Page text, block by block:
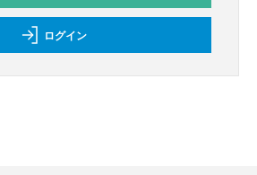
ログイン